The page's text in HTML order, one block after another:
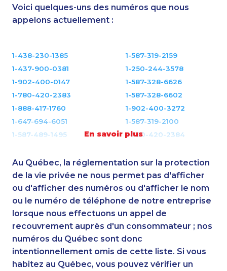
Voici quelques-uns des numéros que nous
appelons actuellement :
En savoir plus
1-438-230-1385
1-587-319-2159
1-437-900-0381
1-250-244-3578
1-902-400-0147
1-587-328-6626
1-780-420-2383
1-587-328-6602
1-888-417-1760
1-902-400-3272
1-647-694-6051
1-587-319-2100
1-587-489-1495
1-780-420-2384
1-514-687-6164
1-587-328-6586
1-403-306-0428
1-647-715-9378
1-437-900-0385
1-514-878-9444
1-819-201-0874
1-587-319-2124
1-647-722-9431
1-587-318-0148
1-587-543-0627
1-902-706-0851
1-866-470-6331
1-780-429-5063
1-647-245-5598
1-437-900-0374
1-844-273-1090
1-647-715-9374
Au Québec, la réglementation sur la protection
de la vie privée ne nous permet pas d'afficher
ou d'afficher des numéros ou d'afficher le nom
ou le numéro de téléphone de notre entreprise
lorsque nous effectuons un appel de
recouvrement auprès d'un consommateur ; nos
numéros du Québec sont donc
intentionnellement omis de cette liste. Si vous
habitez au Québec, vous pouvez vérifier un